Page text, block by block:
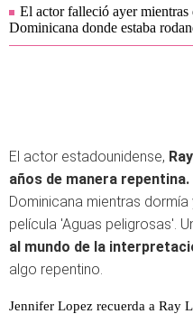
El actor falleció ayer
Dominicana donde estaba
El actor estadounidense,
años de manera repentina.
Dominicana mientras
película 'Aguas peligrosas'.
al mundo de la
algo repentino.
Jennifer Lopez recuerda a Ray